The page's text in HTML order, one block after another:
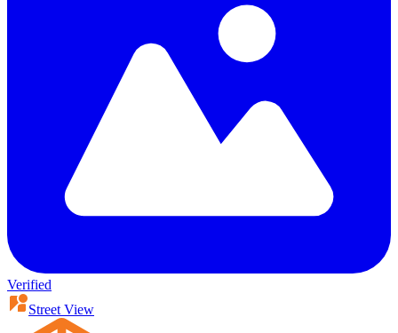
Verified
Street View